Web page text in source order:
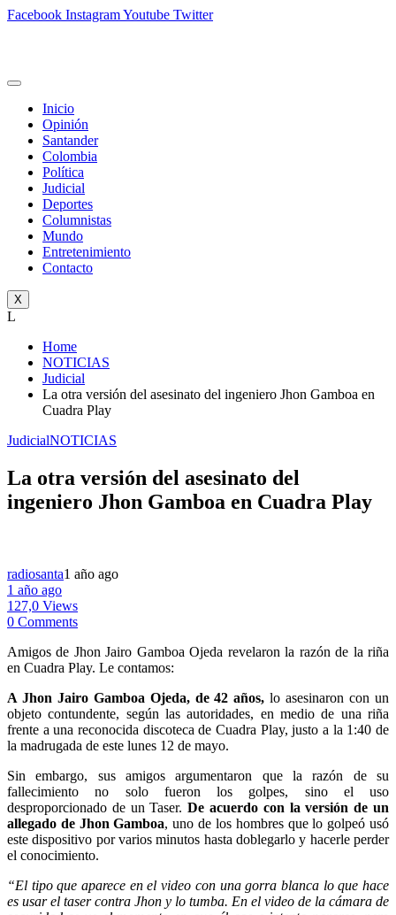
Facebook InstagramYoutube Twitter
Inicio
Opinión
Santander
Colombia
Política
Judicial
Deportes
Columnistas
Mundo
Entretenimiento
Contacto
X
L
Home
NOTICIAS
Judicial
La otra versión del asesinato del ingeniero Jhon Gamboa en
Cuadra Play
JudicialNOTICIAS
La otra versión del asesinato del
ingeniero Jhon Gamboa en Cuadra Play
radiosanta1 año ago
1 año ago
127,0 Views
0 Comments
Amigos de Jhon Jairo Gamboa Ojeda revelaron la razón de la riña
en Cuadra Play. Le contamos:
A Jhon Jairo Gamboa Ojeda, de 42 años, lo asesinaron con un
objeto contundente, según las autoridades, en medio de una riña
frente a una reconocida discoteca de Cuadra Play, justo a la 1:40 de
la madrugada de este lunes 12 de mayo.
Sin embargo, sus amigos argumentaron que la razón de su
fallecimiento no solo fueron los golpes, sino el uso
desproporcionado de un Taser. De acuerdo con la versión de un
allegado de Jhon Gamboa, uno de los hombres que lo golpeó usó
este dispositivo por varios minutos hasta doblegarlo y hacerle perder
el conocimiento.
“El tipo que aparece en el video con una gorra blanca lo que hace
es usar el taser contra Jhon y lo tumba. En el video de la cámara de